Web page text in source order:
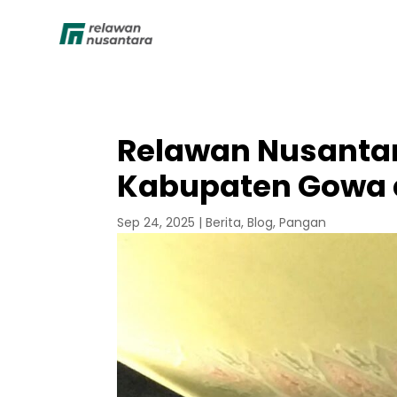
Relawan
Kabupaten
Sep 24, 2025 | Berita, Blog, Pangan